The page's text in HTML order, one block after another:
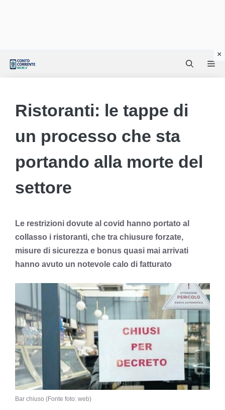
Ristoranti: le tappe di
un processo che sta
portando alla morte del
settore
Le restrizioni dovute al covid hanno portato al
collasso i ristoranti, che tra chiusure forzate,
misure di sicurezza e bonus quasi mai arrivati
hanno avuto un notevole calo di fatturato
Bar chiuso (Fonte foto: web)